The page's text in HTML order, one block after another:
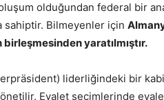
olduğundan federal bir
sahiptir. Bilmeyenler için
yaratılmıştır.
liderliğindeki bir
Eyalet seçimlerinde